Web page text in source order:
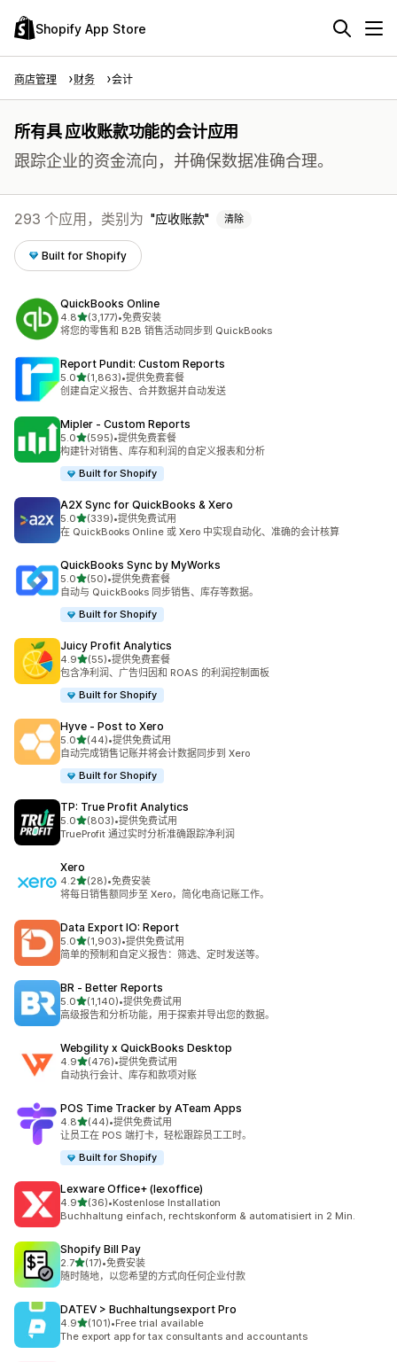
Shopify App Store
商店管理 财务 会计
所有具 应收账款功能的会计应用
跟踪企业的资金流向，并确保数据准确合理。
293 个应用，类别为 应收账款 清除
Built for Shopify
QuickBooks Online
4.8星（满分 5 星）
(3,177)
总共 3177 条评论
•免费安装
将您的零售和 B2B 销售活动同步到 QuickBooks
Report Pundit: Custom Reports
5.0星（满分 5 星）
(1,863)
总共 1863 条评论
•提供免费套餐
创建自定义报告、合并数据并自动发送
Mipler ‑ Custom Reports
5.0星（满分 5 星）
(595)
总共 595 条评论
•提供免费套餐
构建针对销售、库存和利润的自定义报表和分析
Built for Shopify
A2X Sync for QuickBooks & Xero
5.0星（满分 5 星）
(339)
总共 339 条评论
•提供免费试用
在 QuickBooks Online 或 Xero 中实现自动化、准确的会计核算
QuickBooks Sync by MyWorks
5.0星（满分 5 星）
(50)
总共 50 条评论
•提供免费套餐
自动与 QuickBooks 同步销售、库存等数据。
Built for Shopify
Juicy Profit Analytics
4.9星（满分 5 星）
(55)
总共 55 条评论
•提供免费套餐
包含净利润、广告归因和 ROAS 的利润控制面板
Built for Shopify
Hyve ‑ Post to Xero
5.0星（满分 5 星）
(44)
总共 44 条评论
•提供免费试用
自动完成销售记账并将会计数据同步到 Xero
Built for Shopify
TP: True Profit Analytics
5.0星（满分 5 星）
(803)
总共 803 条评论
•提供免费试用
TrueProfit 通过实时分析准确跟踪净利润
Xero
4.2星（满分 5 星）
(28)
总共 28 条评论
•免费安装
将每日销售额同步至 Xero，简化电商记账工作。
Data Export IO: Report
5.0星（满分 5 星）
(1,903)
总共 1903 条评论
•提供免费试用
简单的预制和自定义报告：筛选、定时发送等。
BR ‑ Better Reports
5.0星（满分 5 星）
(1,140)
总共 1140 条评论
•提供免费试用
高级报告和分析功能，用于探索并导出您的数据。
Webgility x QuickBooks Desktop
4.9星（满分 5 星）
(476)
总共 476 条评论
•提供免费试用
自动执行会计、库存和款项对账
POS Time Tracker by ATeam Apps
4.8星（满分 5 星）
(44)
总共 44 条评论
•提供免费试用
让员工在 POS 端打卡，轻松跟踪员工工时。
Built for Shopify
Lexware Office+ (lexoffice)
4.9星（满分 5 星）
(36)
总共 36 条评论
•Kostenlose Installation
Buchhaltung einfach, rechtskonform & automatisiert in 2 Min.
Shopify Bill Pay
2.7星（满分 5 星）
(17)
总共 17 条评论
•免费安装
随时随地，以您希望的方式向任何企业付款
DATEV > Buchhaltungsexport Pro
4.9星（满分 5 星）
(101)
总共 101 条评论
•Free trial available
The export app for tax consultants and accountants